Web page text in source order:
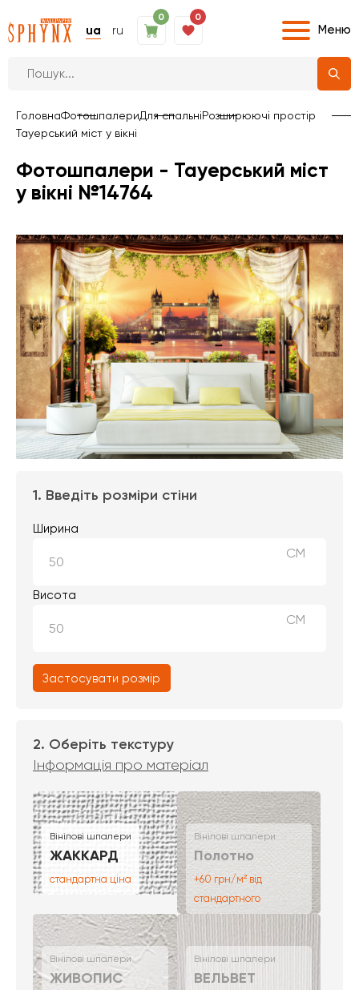
ua ru
0 0
Меню
ГоловнаФотошпалериДля спальніРозширюючі простір
Тауерський міст у вікні
Фотошпалери - Тауерський міст
у вікні №14764
1. Введіть розміри стіни
Ширина
СМ
Висота
СМ
Застосувати розмір
2. Оберіть текстуру
Інформація про матеріал
Вінілові шпалери
ЖАККАРД
стандартна ціна
Вінілові шпалери
Полотно
+60 грн/м² від
стандартного
Вінілові шпалери
ЖИВОПИС
Вінілові шпалери
ВЕЛЬВЕТ